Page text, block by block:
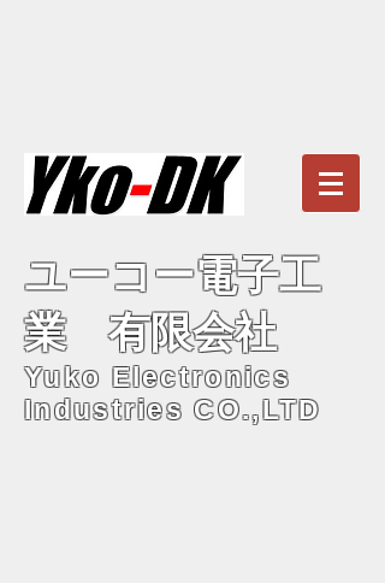
ユーコー電子工
業 有限会社
Yuko Electronics
Industries CO.,LTD